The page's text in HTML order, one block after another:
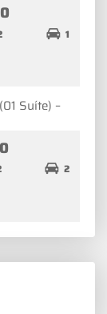
1
Suíte) –
2